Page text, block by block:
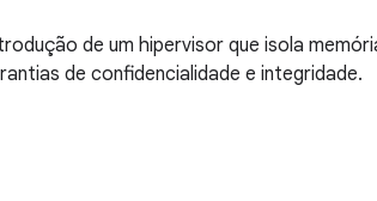
de um hipervisor que isola
de confidencialidade e integridade.